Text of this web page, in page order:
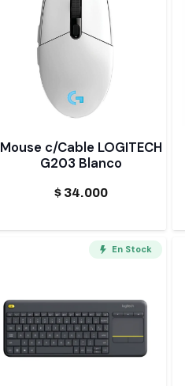
Mouse c/Cable LOGITECH
G203 Blanco
$34.000
En Stock